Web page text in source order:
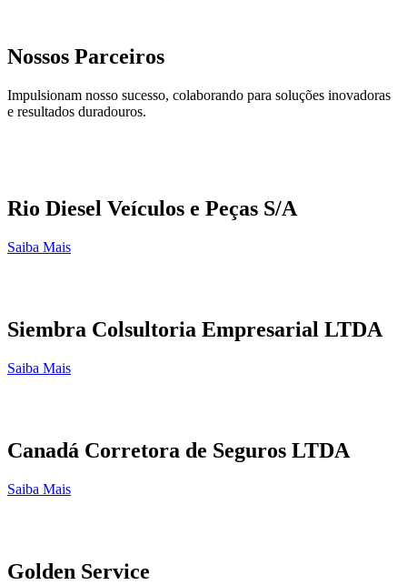
Nossos Parceiros
Impulsionam nosso sucesso, colaborando para soluções inovadoras
e resultados duradouros.
Rio Diesel Veículos e Peças S/A
Saiba Mais
Siembra Colsultoria Empresarial LTDA
Saiba Mais
Canadá Corretora de Seguros LTDA
Saiba Mais
Golden Service